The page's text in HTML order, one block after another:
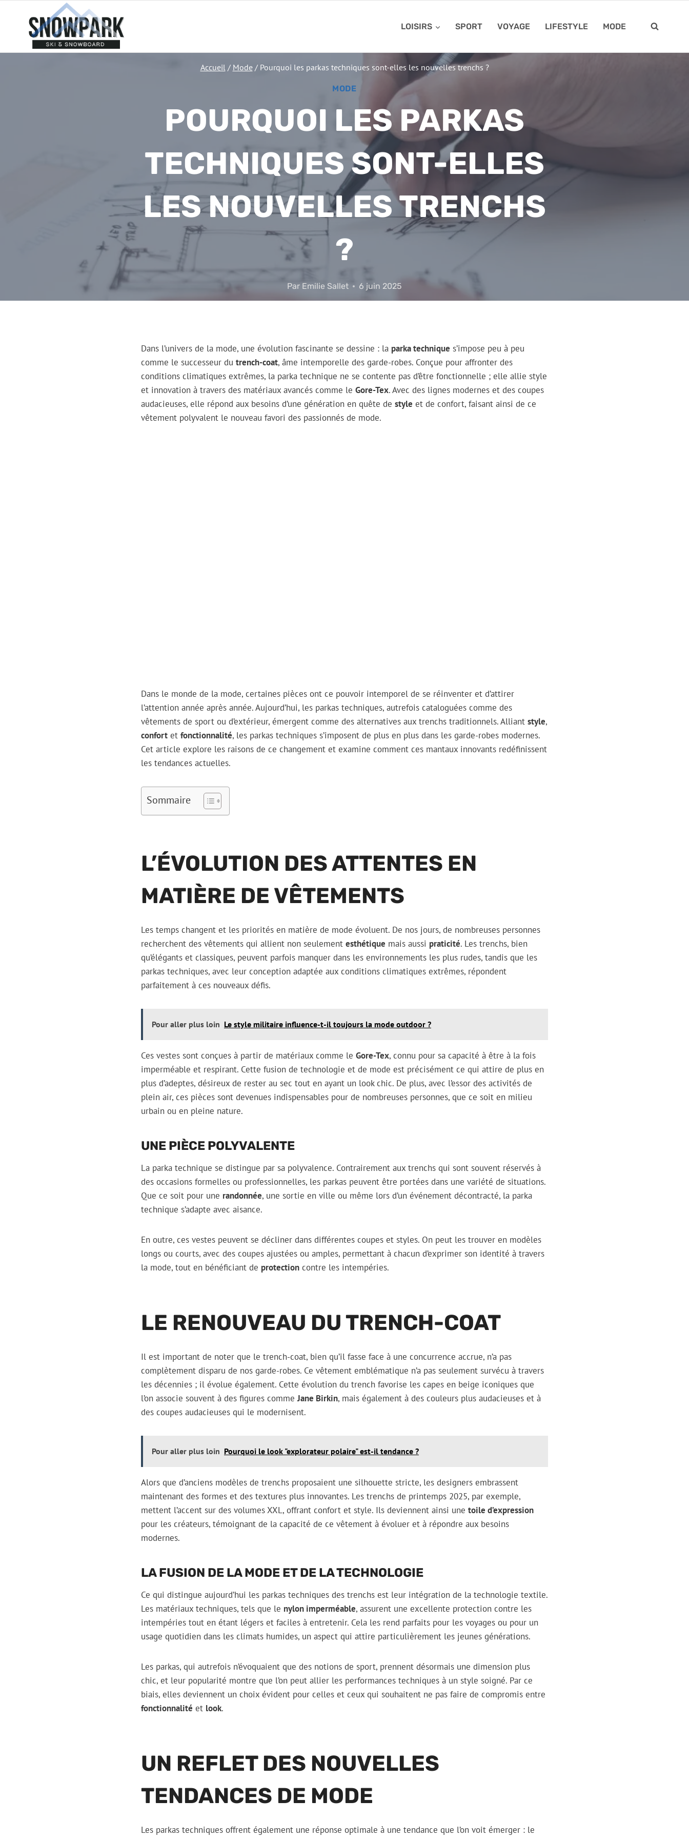
contenu
LOISIRS SPORT VOYAGE LIFESTYLE MODE
Accueil / Mode / Pourquoi les parkas techniques sont-elles les nouvelles trenchs ?
MODE
POURQUOI LES PARKAS
TECHNIQUES SONT-ELLES
LES NOUVELLES TRENCHS
?
Par Emilie Sallet 6 juin 2025
Dans l’univers de la mode, une évolution fascinante se dessine : la parka technique s’impose peu à peu
comme le successeur du trench-coat, âme intemporelle des garde-robes. Conçue pour affronter des
conditions climatiques extrêmes, la parka technique ne se contente pas d’être fonctionnelle ; elle allie style
et innovation à travers des matériaux avancés comme le Gore-Tex. Avec des lignes modernes et des coupes
audacieuses, elle répond aux besoins d’une génération en quête de style et de confort, faisant ainsi de ce
vêtement polyvalent le nouveau favori des passionnés de mode.
Dans le monde de la mode, certaines pièces ont ce pouvoir intemporel de se réinventer et d’attirer
l’attention année après année. Aujourd’hui, les parkas techniques, autrefois cataloguées comme des
vêtements de sport ou d’extérieur, émergent comme des alternatives aux trenchs traditionnels. Alliant style,
confort et fonctionnalité, les parkas techniques s’imposent de plus en plus dans les garde-robes modernes.
Cet article explore les raisons de ce changement et examine comment ces mantaux innovants redéfinissent
les tendances actuelles.
Sommaire
L’ÉVOLUTION DES ATTENTES EN
MATIÈRE DE VÊTEMENTS
Les temps changent et les priorités en matière de mode évoluent. De nos jours, de nombreuses personnes
recherchent des vêtements qui allient non seulement esthétique mais aussi praticité. Les trenchs, bien
qu’élégants et classiques, peuvent parfois manquer dans les environnements les plus rudes, tandis que les
parkas techniques, avec leur conception adaptée aux conditions climatiques extrêmes, répondent
parfaitement à ces nouveaux défis.
Pour aller plus loin Le style militaire influence-t-il toujours la mode outdoor ?
Ces vestes sont conçues à partir de matériaux comme le Gore-Tex, connu pour sa capacité à être à la fois
imperméable et respirant. Cette fusion de technologie et de mode est précisément ce qui attire de plus en
plus d’adeptes, désireux de rester au sec tout en ayant un look chic. De plus, avec l’essor des activités de
plein air, ces pièces sont devenues indispensables pour de nombreuses personnes, que ce soit en milieu
urbain ou en pleine nature.
UNE PIÈCE POLYVALENTE
La parka technique se distingue par sa polyvalence. Contrairement aux trenchs qui sont souvent réservés à
des occasions formelles ou professionnelles, les parkas peuvent être portées dans une variété de situations.
Que ce soit pour une randonnée, une sortie en ville ou même lors d’un événement décontracté, la parka
technique s’adapte avec aisance.
En outre, ces vestes peuvent se décliner dans différentes coupes et styles. On peut les trouver en modèles
longs ou courts, avec des coupes ajustées ou amples, permettant à chacun d’exprimer son identité à travers
la mode, tout en bénéficiant de protection contre les intempéries.
LE RENOUVEAU DU TRENCH-COAT
Il est important de noter que le trench-coat, bien qu’il fasse face à une concurrence accrue, n’a pas
complètement disparu de nos garde-robes. Ce vêtement emblématique n’a pas seulement survécu à travers
les décennies ; il évolue également. Cette évolution du trench favorise les capes en beige iconiques que
l’on associe souvent à des figures commeJane Birkin, mais également à des couleurs plus audacieuses et à
des coupes audacieuses qui le modernisent.
Pour aller plus loin Pourquoi le look "explorateur polaire" est-il tendance ?
Alors que d’anciens modèles de trenchs proposaient une silhouette stricte, les designers embrassent
maintenant des formes et des textures plus innovantes. Les trenchs de printemps 2025, par exemple,
mettent l’accent sur des volumes XXL, offrant confort et style. Ils deviennent ainsi une toile d’expression
pour les créateurs, témoignant de la capacité de ce vêtement à évoluer et à répondre aux besoins
modernes.
LA FUSION DE LA MODE ET DE LA TECHNOLOGIE
Ce qui distingue aujourd’hui les parkas techniques des trenchs est leur intégration de la technologie textile.
Les matériaux techniques, tels que le nylon imperméable, assurent une excellente protection contre les
intempéries tout en étant légers et faciles à entretenir. Cela les rend parfaits pour les voyages ou pour un
usage quotidien dans les climats humides, un aspect qui attire particulièrement les jeunes générations.
Les parkas, qui autrefois n’évoquaient que des notions de sport, prennent désormais une dimension plus
chic, et leur popularité montre que l’on peut allier les performances techniques à un style soigné. Par ce
biais, elles deviennent un choix évident pour celles et ceux qui souhaitent ne pas faire de compromis entre
fonctionnalité et look.
UN REFLET DES NOUVELLES
TENDANCES DE MODE
Les parkas techniques offrent également une réponse optimale à une tendance que l’on voit émerger : le